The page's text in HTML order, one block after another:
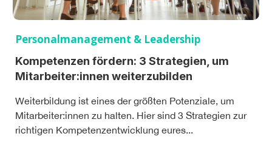
Personalmanagement & Leadership
Kompetenzen fördern: 3 Strategien, um
Mitarbeiter:innen weiterzubilden
Weiterbildung ist eines der größten Potenziale, um
Mitarbeiter:innen zu halten. Hier sind 3 Strategien zur
richtigen Kompetenzentwicklung eures...